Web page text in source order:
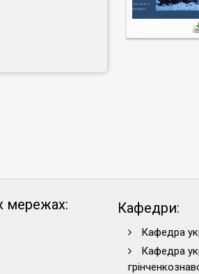
мережах: Кафедри:
Кафедра
Кафедра